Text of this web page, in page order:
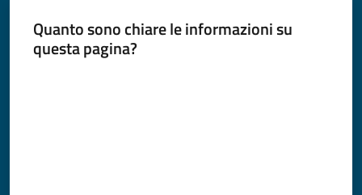
Quanto sono chiare le informazioni su
questa pagina?